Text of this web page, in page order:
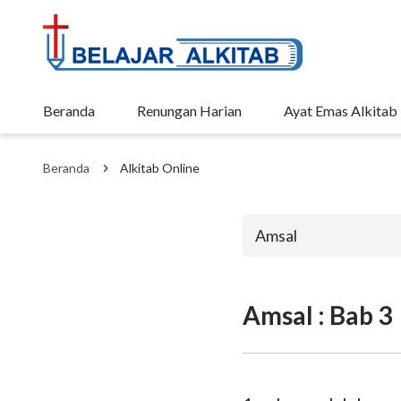
Beranda Renungan Harian Ayat Emas Alkitab
Beranda Alkitab Online
Amsal
Perjanjian
Amsal : Bab 3